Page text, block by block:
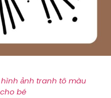
hình ảnh tranh tô màu
bé